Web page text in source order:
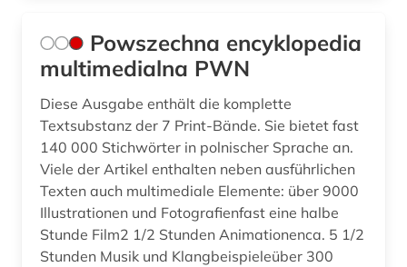
Powszechna encyklopedia
multimedialna PWN
Diese Ausgabe enthält die komplette
Textsubstanz der 7 Print-Bände. Sie bietet fast
140 000 Stichwörter in polnischer Sprache an.
Viele der Artikel enthalten neben ausführlichen
Texten auch multimediale Elemente: über 9000
Illustrationen und Fotografienfast eine halbe
Stunde Film2 1/2 Stunden Animationenca. 5 1/2
Stunden Musik und Klangbeispieleüber 300